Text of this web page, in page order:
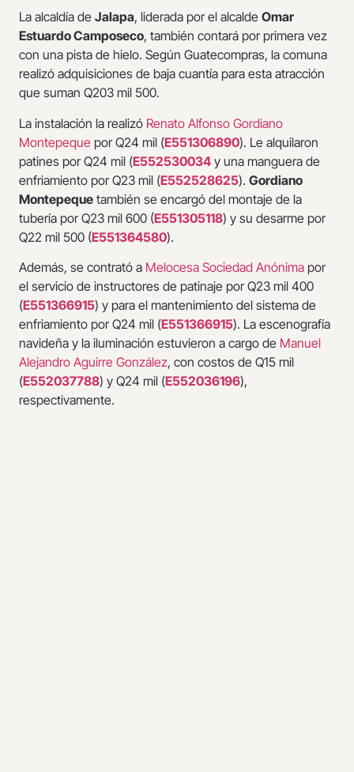
La alcaldía de Jalapa, liderada por el alcalde Omar
Estuardo Camposeco, también contará por primera vez
con una pista de hielo. Según Guatecompras, la comuna
realizó adquisiciones de baja cuantía para esta atracción
que suman Q203 mil 500.
La instalación la realizó Renato Alfonso Gordiano
Montepeque por Q24 mil (E551306890). Le alquilaron
patines por Q24 mil (E552530034 y una manguera de
enfriamiento por Q23 mil (E552528625). Gordiano
Montepeque también se encargó del montaje de la
tubería por Q23 mil 600 (E551305118) y su desarme por
Q22 mil 500 (E551364580).
Además, se contrató a Melocesa Sociedad Anónima por
el servicio de instructores de patinaje por Q23 mil 400
(E551366915) y para el mantenimiento del sistema de
enfriamiento por Q24 mil (E551366915). La escenografía
navideña y la iluminación estuvieron a cargo de Manuel
Alejandro Aguirre González, con costos de Q15 mil
(E552037788) y Q24 mil (E552036196),
respectivamente.